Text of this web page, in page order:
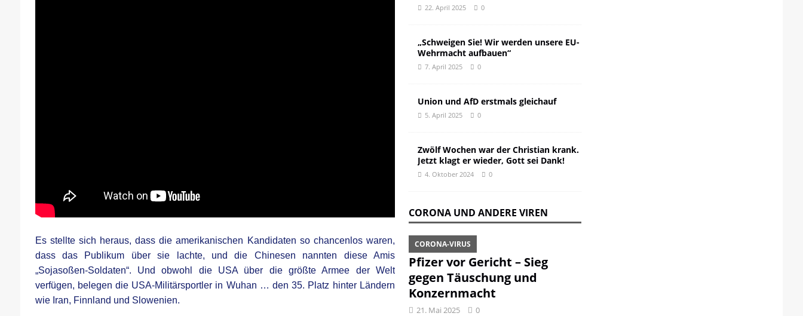
Es stellte sich heraus, dass die amerikanischen Kandidaten so chancenlos waren,
dass das Publikum über sie lachte, und die Chinesen nannten diese Amis
„Sojasoßen-Soldaten“. Und obwohl die USA über die größte Armee der Welt
verfügen, belegen die USA-Militärsportler in Wuhan … den 35. Platz hinter Ländern
wie Iran, Finnland und Slowenien.
22. April 2025 0
„Schweigen Sie! Wir werden unsere EU-
Wehrmacht aufbauen“
7. April 2025 0
Union und AfD erstmals gleichauf
5. April 2025 0
Zwölf Wochen war der Christian krank.
Jetzt klagt er wieder, Gott sei Dank!
4. Oktober 2024 0
CORONA UND ANDERE VIREN
Pfizer vor Gericht – Sieg
gegen Täuschung und
Konzernmacht
CORONA-VIRUS
21. Mai 2025 0